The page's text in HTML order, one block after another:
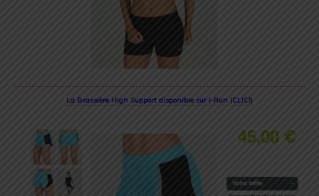
La Brassière High Support disponible sur i-Run (CLIC!)